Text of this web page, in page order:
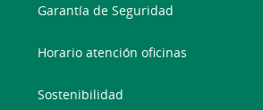
Garantía de Seguridad
Horario atención oficinas
Sostenibilidad